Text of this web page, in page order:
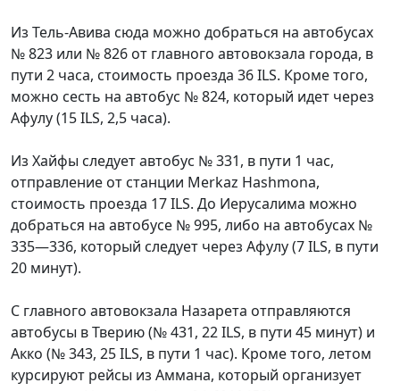
Из Тель-Авива сюда можно добраться на автобусах
№ 823 или № 826 от главного автовокзала города, в
пути 2 часа, стоимость проезда 36 ILS. Кроме того,
можно сесть на автобус № 824, который идет через
Афулу (15 ILS, 2,5 часа).
Из Хайфы следует автобус № 331, в пути 1 час,
отправление от станции Merkaz Hashmona,
стоимость проезда 17 ILS. До Иерусалима можно
добраться на автобусе № 995, либо на автобусах №
335—336, который следует через Афулу (7 ILS, в пути
20 минут).
С главного автовокзала Назарета отправляются
автобусы в Тверию (№ 431, 22 ILS, в пути 45 минут) и
Акко (№ 343, 25 ILS, в пути 1 час). Кроме того, летом
курсируют рейсы из Аммана, который организует